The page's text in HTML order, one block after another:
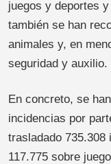
juegos y deportes
también se han
animales y, en
seguridad y auxilio.
En concreto, se
incidencias por
trasladado
117.775 sobre